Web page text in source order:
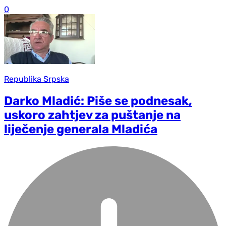
0
Republika Srpska
Darko Mladić: Piše se podnesak,
uskoro zahtjev za puštanje na
liječenje generala Mladića